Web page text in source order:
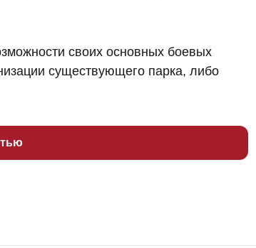
своих основных боевых
существующего парка, либо